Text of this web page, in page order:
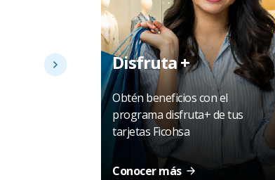
Disfruta +
Obtén beneficios con el
programa disfruta+ de tus
tarjetas Ficohsa
Conocer más